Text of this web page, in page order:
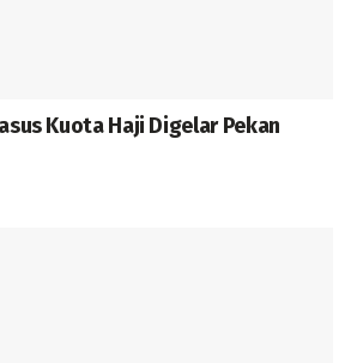
Kuota Haji Digelar Pekan